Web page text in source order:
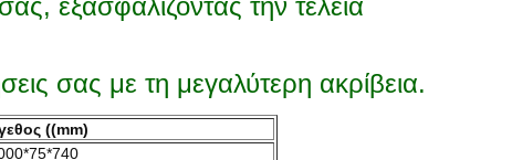
εξασφαλίζοντας την τέλεια
σας με τη μεγαλύτερη ακρίβεια.
((mm)